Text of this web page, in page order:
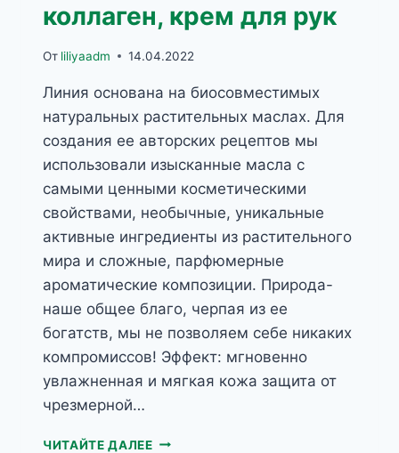
коллаген, крем для рук
От liliyaadm 14.04.2022
Линия основана на биосовместимых
натуральных растительных маслах. Для
создания ее авторских рецептов мы
использовали изысканные масла с
самыми ценными косметическими
свойствами, необычные, уникальные
активные ингредиенты из растительного
мира и сложные, парфюмерные
ароматические композиции. Природа-
наше общее благо, черпая из ее
богатств, мы не позволяем себе никаких
компромиссов! Эффект: мгновенно
увлажненная и мягкая кожа защита от
чрезмерной…
ЧИТАЙТЕ ДАЛЕЕHERBS